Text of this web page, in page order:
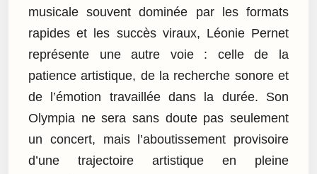
musicale souvent dominée par les formats
rapides et les succès viraux, Léonie Pernet
représente une autre voie : celle de la
patience artistique, de la recherche sonore et
de l’émotion travaillée dans la durée. Son
Olympia ne sera sans doute pas seulement
un concert, mais l’aboutissement provisoire
d’une trajectoire artistique en pleine